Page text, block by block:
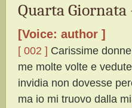
Quarta
[Voice: author ]
[ 002 ] Carissime
me molte volte e
invidia non dovesse
ma io mi truovo dalla